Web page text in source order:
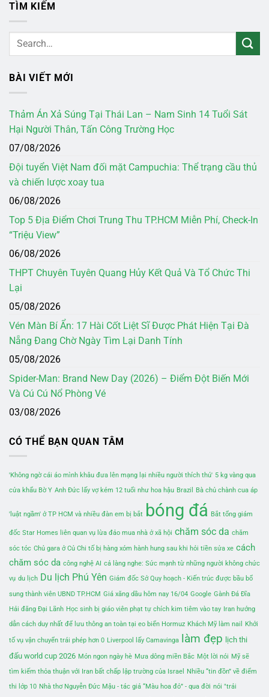
TÌM KIẾM
BÀI VIẾT MỚI
Thảm Án Xả Súng Tại Thái Lan – Nam Sinh 14 Tuổi Sát
Hại Người Thân, Tấn Công Trường Học
07/08/2026
Đội tuyển Việt Nam đối mặt Campuchia: Thể trạng cầu thủ
và chiến lược xoay tua
06/08/2026
Top 5 Địa Điểm Chơi Trung Thu TP.HCM Miễn Phí, Check-In
“Triệu View”
06/08/2026
THPT Chuyên Tuyên Quang Hủy Kết Quả Và Tổ Chức Thi
Lại
05/08/2026
Vén Màn Bí Ẩn: 17 Hài Cốt Liệt Sĩ Được Phát Hiện Tại Đà
Nẵng Đang Chờ Ngày Tìm Lại Danh Tính
05/08/2026
Spider-Man: Brand New Day (2026) – Điểm Đột Biến Mới
Và Cú Cú Nổ Phòng Vé
03/08/2026
CÓ THỂ BẠN QUAN TÂM
'Không ngờ cái áo mình khâu đưa lên mạng lại nhiều người thích thú' 5 kg vàng qua
cửa khẩu Bờ Y Anh Đức lấy vợ kém 12 tuổi như hoa hậu Brazil Bà chủ chành cua áp
'luật ngầm' ở TP HCM và nhiều đàn em bị bắt bóng đá Bắt tổng giám
đốc Star Homes liên quan vụ lừa đảo mua nhà ở xã hội chăm sóc da chăm
sóc tóc Chủ gara ở Củ Chi tố bị hàng xóm hành hung sau khi hỏi tiền sửa xe cách
chăm sóc da công nghệ AI cả làng nghe: Sức mạnh từ những người không chức
vụ du lịch Du lịch Phú Yên Giám đốc Sở Quy hoạch - Kiến trúc được bầu bổ
sung thành viên UBND TP.HCM Giá xăng dầu hôm nay 16/04 Google Gành Đá Đĩa
Hải đăng Đại Lãnh Học sinh bị giáo viên phạt tự chích kim tiêm vào tay Iran hướng
dẫn cách duy nhất để lưu thông an toàn tại eo biển Hormuz Khách Mỹ làm nail Khởi
tố vụ vận chuyển trái phép hơn 0 Liverpool lấy Camavinga làm đẹp lịch thi
đấu world cup 2026 Món ngon ngày hè Mưa dông miền Bắc Một lời nói Mỹ sẽ
tìm kiếm thỏa thuận với Iran bất chấp lập trường của Israel
Nhiều “tin đồn” về điểm
thi lớp 10 Nhà thơ Nguyễn Đức Mậu - tác giả “Màu hoa đỏ” - qua đời nói "trải